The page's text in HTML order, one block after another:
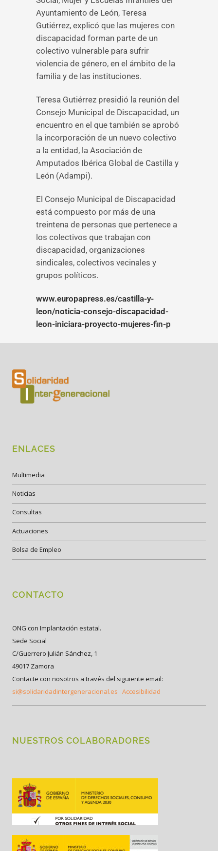
Ayuntamiento de León, Teresa
Gutiérrez, explicó que las mujeres con
discapacidad forman parte de un
colectivo vulnerable para sufrir
violencia de género, en el ámbito de la
familia y de las instituciones.
Teresa Gutiérrez presidió la reunión del
Consejo Municipal de Discapacidad, un
encuentro en el que también se aprobó
la incorporación de un nuevo colectivo
a la entidad, la Asociación de
Amputados Ibérica Global de Castilla y
León (Adampi).
El Consejo Municipal de Discapacidad
está compuesto por más de una
treintena de personas que pertenece a
los colectivos que trabajan con
discapacidad, organizaciones
sindicales, colectivos vecinales y
grupos políticos.
www.europapress.es/castilla-y-
leon/noticia-consejo-discapacidad-
leon-iniciara-proyecto-mujeres-fin-p
ENLACES
Multimedia
Noticias
Consultas
Actuaciones
Bolsa de Empleo
CONTACTO
ONG con Implantación estatal.
Sede Social
C/Guerrero Julián Sánchez, 1
49017 Zamora
Contacte con nosotros a través del siguiente email:
si@solidaridadintergeneracional.es Accesibilidad
NUESTROS COLABORADORES